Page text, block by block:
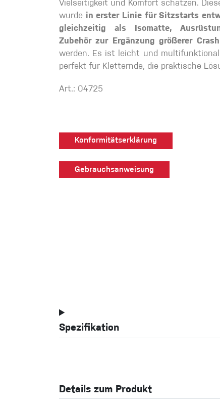
Handschuhe
Männer
Vielseitigkeit und Komfort schätzen.
wurde in erster Linie für Sitzstarts
gleichzeitig als Isomatte,
Zubehör zur Ergänzung größerer
werden. Es ist leicht und
perfekt für Kletternde, die praktische
Art.: 04725
Konformitätserklärung
Gebrauchsanweisung
Spezifikation
Details zum Produkt